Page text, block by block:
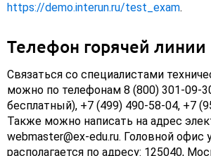
https://demo.interun.ru/test_exam.
Телефон горячей линии
Связаться со специалистами
можно по телефонам 8 (800) 301-09-
бесплатный), +7 (499) 490-58-04, +7
Также можно написать на адрес
webmaster@ex-edu.ru. Головной офис
располагается по адресу: 125040,